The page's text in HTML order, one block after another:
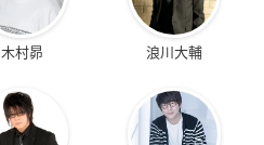
木村昴 浪川大輔